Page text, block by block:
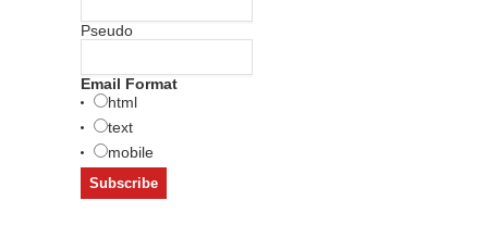
Pseudo
Email Format
html
text
mobile